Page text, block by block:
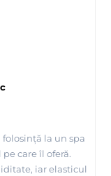
la un spa
care îl oferă.
iar elasticul